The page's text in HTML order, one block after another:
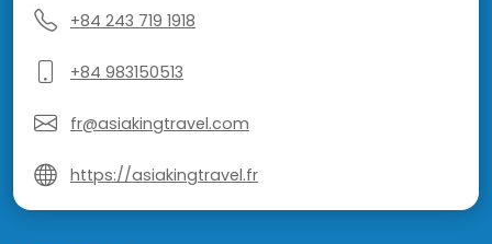
+84 243 719 1918
+84 983150513
fr@asiakingtravel.com
https://asiakingtravel.fr